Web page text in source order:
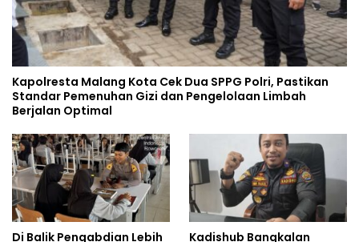
Kapolresta Malang Kota Cek Dua SPPG Polri, Pastikan
Standar Pemenuhan Gizi dan Pengelolaan Limbah
Berjalan Optimal
Di Balik Pengabdian Lebih Kadishub Bangkalan